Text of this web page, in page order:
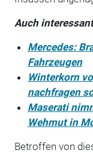
Auch
Mercedes:
Fahrzeugen
Winterkorn
nachfragen
Maserati
Wehmut in
Betroffen von